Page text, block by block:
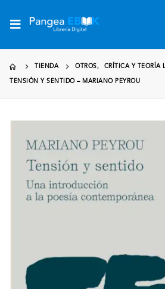
TIENDA OTROS , CRÍTICA Y TEORÍA
TENSIÓN Y SENTIDO – MARIANO PEYROU